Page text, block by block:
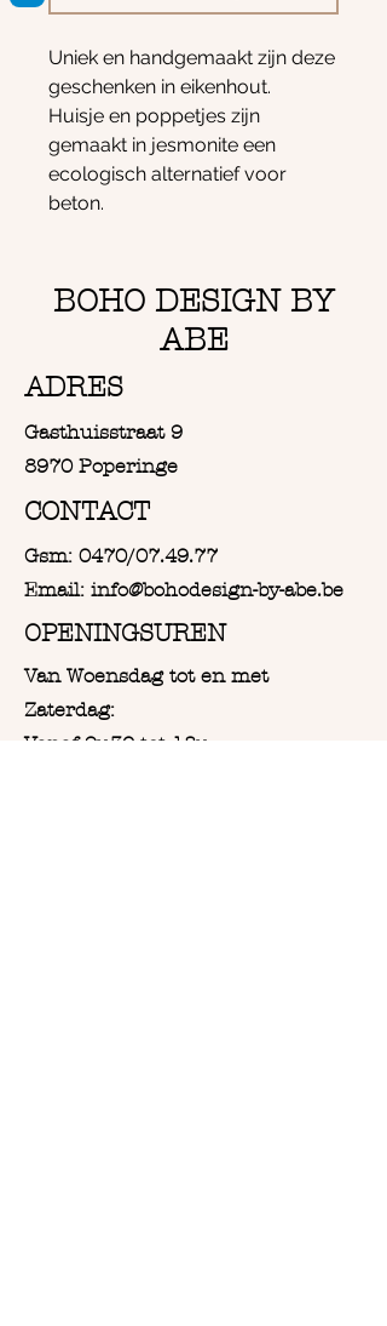
Uniek en handgemaakt zijn deze
geschenken in eikenhout.
Huisje en poppetjes zijn
gemaakt in jesmonite een
ecologisch alternatief voor
beton.
BOHO DESIGN BY
ABE
ADRES
Gasthuisstraat 9
8970 Poperinge
CONTACT
Gsm: 0470/07.49.77
Email: info@bohodesign-by-abe.be
OPENINGSUREN
Van Woensdag tot en met
Zaterdag:
Vanaf 9u30 tot 18u